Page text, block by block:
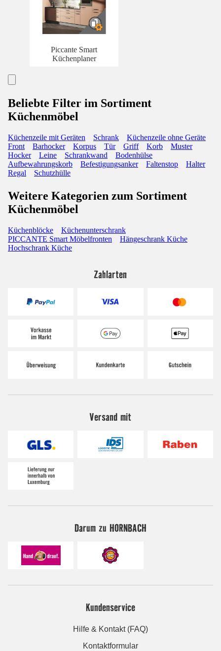
Piccante Smart
Küchenplaner
Beliebte Filter im Sortiment
Küchenmöbel
Küchenzeile mit Geräten Schrank
Küchenzeile ohne Geräte
Front
Barhocker Korpus Tür Griff Korb
Muster
Hocker
Leine Schrankwand
Bodenhülse
Aufbewahrungskorb
Befestigungsanker Faltenstop
Halter
Regal
Schutzhülle
Weitere Kategorien zum Sortiment
Küchenmöbel
Küchenblöcke
Küchenunterschrank
PICCANTE Smart Möbelfronten
Hängeschrank Küche
Hochschrank Küche
Zahlarten
Versand mit
Darum zu HORNBACH
Kundenservice
Hilfe & Kontakt (FAQ)
Kontaktformular